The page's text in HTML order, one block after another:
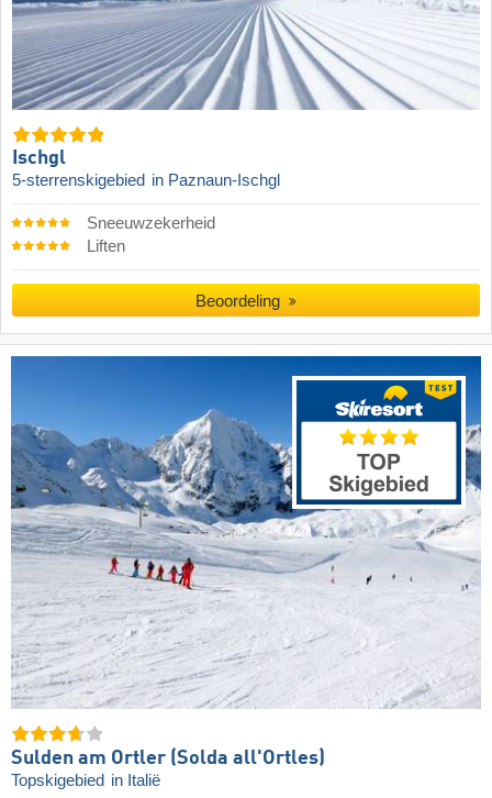
Ischgl
5-sterrenskigebied in Paznaun-Ischgl
Sneeuwzekerheid
Liften
Beoordeling
Sulden am Ortler (Solda all'Ortles)
Topskigebied in Italië